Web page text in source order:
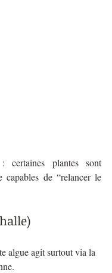
: certaines plantes sont
capables de “relancer le
algue agit surtout via la